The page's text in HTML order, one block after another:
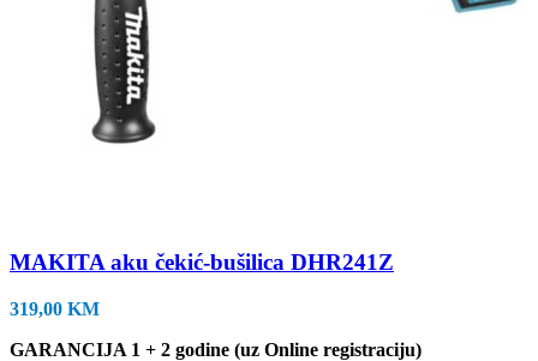
MAKITA aku čekić-bušilica DHR241Z
319,00 KM
GARANCIJA 1 + 2 godine (uz Online registraciju)